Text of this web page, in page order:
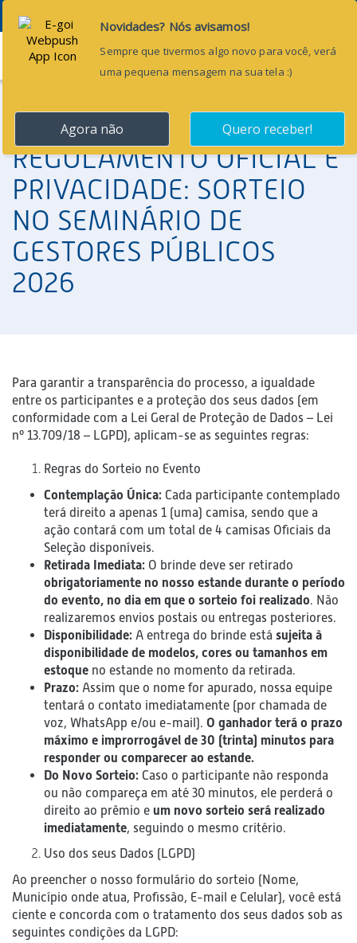
Menu
REGULAMENTO OFICIAL E
PRIVACIDADE: SORTEIO
NO SEMINÁRIO DE
GESTORES PÚBLICOS
2026
Para garantir a transparência do processo, a igualdade
entre os participantes e a proteção dos seus dados (em
conformidade com a Lei Geral de Proteção de Dados – Lei
nº 13.709/18 – LGPD), aplicam-se as seguintes regras:
Regras do Sorteio no Evento
Contemplação Única: Cada participante contemplado
terá direito a apenas 1 (uma) camisa, sendo que a
ação contará com um total de 4 camisas Oficiais da
Seleção disponíveis.
Retirada Imediata: O brinde deve ser retirado
obrigatoriamente no nosso estande durante o período
do evento, no dia em que o sorteio foi realizado. Não
realizaremos envios postais ou entregas posteriores.
Disponibilidade: A entrega do brinde está sujeita à
disponibilidade de modelos, cores ou tamanhos em
estoque no estande no momento da retirada.
Prazo: Assim que o nome for apurado, nossa equipe
tentará o contato imediatamente (por chamada de
voz, WhatsApp e/ou e-mail). O ganhador terá o prazo
máximo e improrrogável de 30 (trinta) minutos para
responder ou comparecer ao estande.
Do Novo Sorteio: Caso o participante não responda
ou não compareça em até 30 minutos, ele perderá o
direito ao prêmio e um novo sorteio será realizado
imediatamente, seguindo o mesmo critério.
Uso dos seus Dados (LGPD)
Ao preencher o nosso formulário do sorteio (Nome,
Município onde atua, Profissão, E-mail e Celular), você está
ciente e concorda com o tratamento dos seus dados sob as
seguintes condições da LGPD: